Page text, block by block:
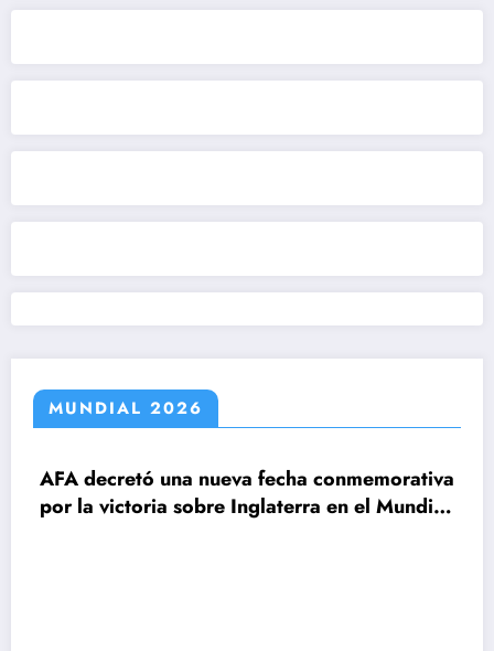
MUNDIAL 2026
una nueva fecha conmemorativa
victoria sobre Inglaterra en el Mundial